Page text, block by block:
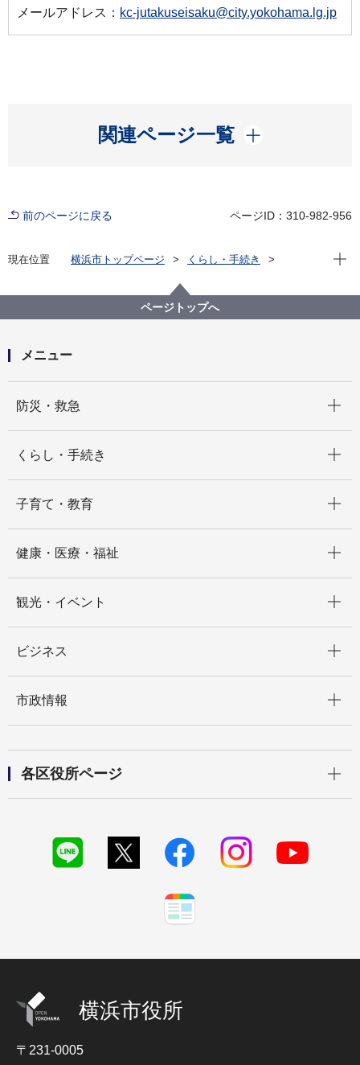
メールアドレス： kc-jutakuseisaku@city.yokohama.lg.jp
関連ページ一覧
開く
前のページに戻る ページID：310-982-956
現在位置 横浜市トップページ
くらし・手続き
住宅に関する計画・審議会・統計資料等
附属機関・懇談会
横浜市住宅政策審議会
横浜市住宅政策審議会とは
現在
ページトップへ
メニュー
防災・救急
くらし・手続き
子育て・教育
健康・医療・福祉
観光・イベント
ビジネス
市政情報
各区役所ページ
横浜市役所
〒231-0005